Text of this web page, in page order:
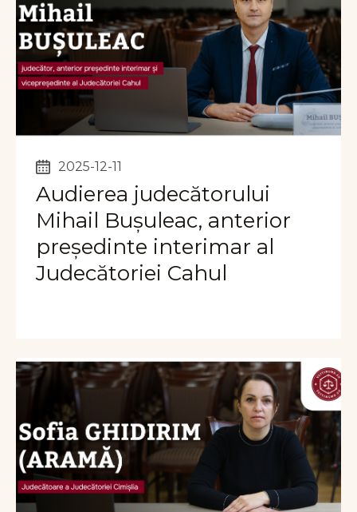
2025-12-11
Audierea judecătorului
Mihail Bușuleac, anterior
președinte interimar al
Judecătoriei Cahul